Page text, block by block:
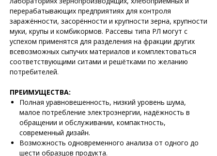
перерабатывающих предприятиях для контроля
заражённости, засорённости и крупности зерна, крупности
муки, крупы и комбикормов. Рассевы типа РЛ могут с
успехом применятся для разделения на фракции других
всевозможных сыпучих материалов и комплектоваться
соответствующими ситами и решётками по желанию
потребителей.
ПРЕИМУЩЕСТВА:
Полная уравновешенность, низкий уровень шума,
малое потребление электроэнергии, надёжность в
обращении и обслуживании, компактность,
современный дизайн.
Возможность одновременного анализа от одного до
шести образцов продукта.